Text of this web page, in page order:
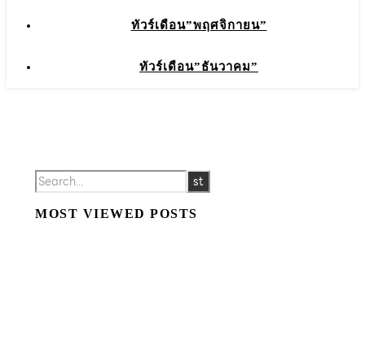
ทัวร์เดือน”พฤศจิกายน”
ทัวร์เดือน”ธันวาคม”
MOST VIEWED POSTS